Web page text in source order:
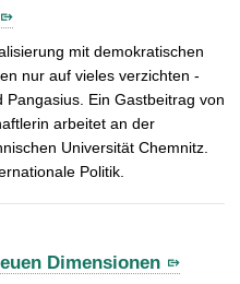
mit demokratischen
nur auf vieles verzichten -
Ein Gastbeitrag von
arbeitet an der
Universität Chemnitz.
Politik.
Dimensionen